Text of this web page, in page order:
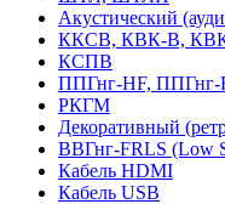
Акустический
ККСВ, КВК-В,
КСПВ
ППГнг-HF, ППГнг-
РКГМ
Декоративный
ВВГнг-FRLS (Low
Кабель HDMI
Кабель USB